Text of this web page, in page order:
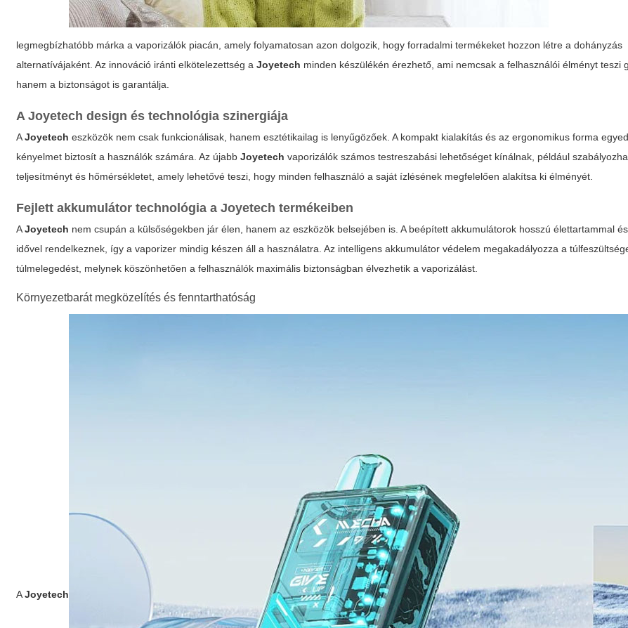
legmegbízhatóbb márka a vaporizálók piacán, amely folyamatosan azon dolgozik, hogy forradalmi termékeket hozzon létre a dohányzás
alternatívájaként. Az innováció iránti elkötelezettség aJoyetech minden készülékén érezhető, ami nemcsak a felhasználói élményt teszi
hanem a biztonságot is garantálja.
AJoyetech design és technológia szinergiája
AJoyetech eszközök nem csak funkcionálisak, hanem esztétikailag is lenyűgözőek. A kompakt kialakítás és az ergonomikus forma
kényelmet biztosít a használók számára. Az újabbJoyetech vaporizálók számos testreszabási lehetőséget kínálnak, például
teljesítményt és hőmérsékletet, amely lehetővé teszi, hogy minden felhasználó a saját ízlésének megfelelően alakítsa ki élményét.
Fejlett akkumulátor technológia aJoyetech termékeiben
AJoyetech nem csupán a külsőségekben jár élen, hanem az eszközök belsejében is. A beépített akkumulátorok hosszú élettartammal
idővel rendelkeznek, így a vaporizer mindig készen áll a használatra. Az intelligens akkumulátor védelem megakadályozza a
túlmelegedést, melynek köszönhetően a felhasználók maximális biztonságban élvezhetik a vaporizálást.
Környezetbarát megközelítés és fenntarthatóság
AJoyetech